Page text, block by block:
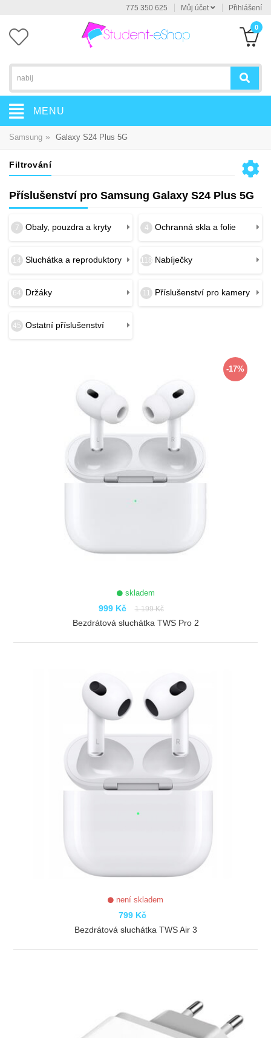
775 350 625 Můj účet Přihlášení
0
MENU
Samsung » Galaxy S24 Plus 5G
Filtrování
Příslušenství pro Samsung Galaxy S24 Plus 5G
7 Obaly, pouzdra a kryty 4 Ochranná skla a folie
14 Sluchátka a reproduktory 118 Nabíječky
64 Držáky 11 Příslušenství pro kamery
45 Ostatní příslušenství
-17%
skladem
999 Kč 1 199 Kč
Bezdrátová sluchátka TWS Pro 2
není skladem
799 Kč
Bezdrátová sluchátka TWS Air 3